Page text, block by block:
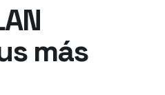
más